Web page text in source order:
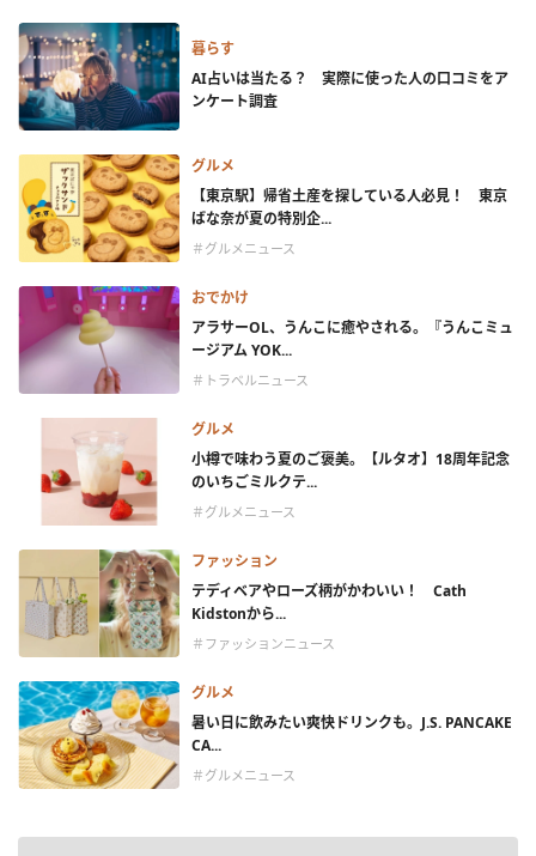
暮らす
AI占いは当たる？ 実際に使った人の口コミをア
ンケート調査
グルメ
【東京駅】帰省土産を探している人必見！ 東京
ばな奈が夏の特別企...
＃グルメニュース
おでかけ
アラサーOL、うんこに癒やされる。『うんこミュ
ージアム YOK...
＃トラベルニュース
グルメ
小樽で味わう夏のご褒美。【ルタオ】18周年記念
のいちごミルクテ...
＃グルメニュース
ファッション
テディベアやローズ柄がかわいい！ Cath
Kidstonから...
＃ファッションニュース
グルメ
暑い日に飲みたい爽快ドリンクも。J.S. PANCAKE
CA...
＃グルメニュース